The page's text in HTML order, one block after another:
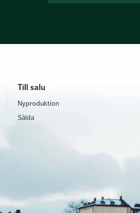
Till salu
Nyproduktion
Sålda